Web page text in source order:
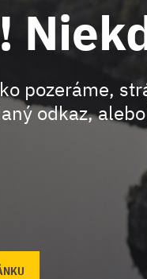
pozeráme,
odkaz,